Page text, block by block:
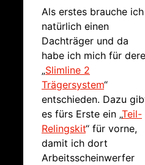
Als erstes brauche ich
natürlich einen
Dachträger und da
habe ich mich für
„Slimline 2
Trägersystem“
entschieden. Dazu
es fürs Erste ein „Teil-
Relingskit“ für vorne,
damit ich dort
Arbeitsscheinwerfer